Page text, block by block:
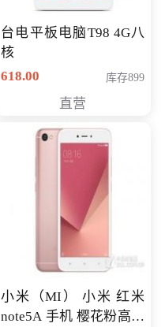
台电平板电脑T98 4G八
核
618.00
库存899
直营
小米（MI） 小米 红米
note5A 手机 樱花粉高配